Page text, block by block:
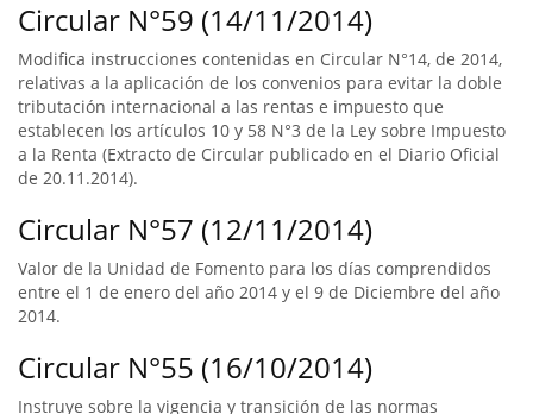
Circular N°59 (14/11/2014)
Modifica instrucciones contenidas en Circular N°14, de 2014,
relativas a la aplicación de los convenios para evitar la doble
tributación internacional a las rentas e impuesto que
establecen los artículos 10 y 58 N°3 de la Ley sobre Impuesto
a la Renta (Extracto de Circular publicado en el Diario Oficial
de 20.11.2014).
Circular N°57 (12/11/2014)
Valor de la Unidad de Fomento para los días comprendidos
entre el 1 de enero del año 2014 y el 9 de Diciembre del año
2014.
Circular N°55 (16/10/2014)
Instruye sobre la vigencia y transición de las normas